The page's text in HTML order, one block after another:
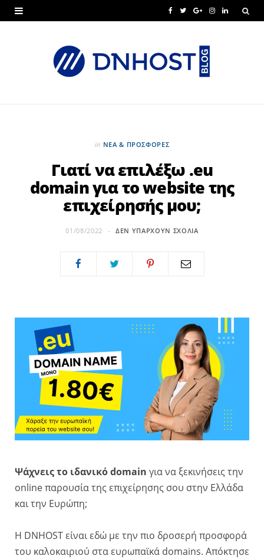
c
T
i
G
o
g
I L
in ΝΕΑ & ΠΡΟΣΦΟΡΕΣ
Γιατί να επιλέξω .eu
domain για το website της
επιχείρησής μου;
01/08/2022 ΔΕΝ ΥΠΆΡΧΟΥΝ ΣΧΌΛΙΑ
Ψάχνεις το ιδανικό domain για να ξεκινήσεις την
online παρουσία της επιχείρησης σου στην Ελλάδα
και την Ευρώπη;
Η DNHOST είναι εδώ με την πιο δροσερή προσφορά
του καλοκαιριού στα ευρωπαϊκά domains. Απόκτησε